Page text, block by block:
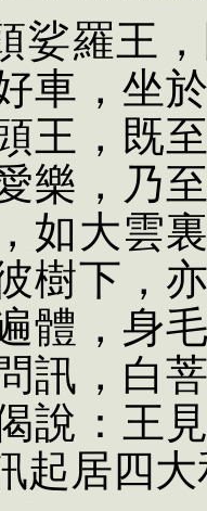
娑羅王
車，坐
王，既
樂，乃
如大雲
樹下，
體，身
訊，白
說：王
起居四